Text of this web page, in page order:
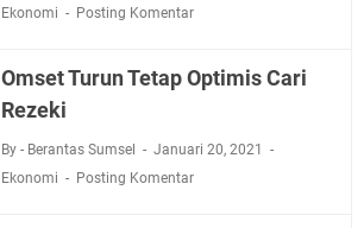
Ekonomi
Posting Komentar
Omset Turun Tetap Optimis Cari
Rezeki
By - Berantas Sumsel
Januari 20, 2021
Ekonomi
Posting Komentar